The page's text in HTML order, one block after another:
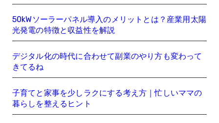
50kWソーラーパネル導入のメリットとは？産業用太陽
光発電の特徴と収益性を解説
デジタル化の時代に合わせて副業のやり方も変わって
きてるね
子育てと家事を少しラクにする考え方｜忙しいママの
暮らしを整えるヒント